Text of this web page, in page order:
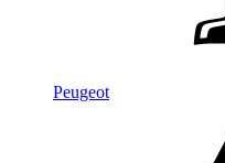
Peugeot